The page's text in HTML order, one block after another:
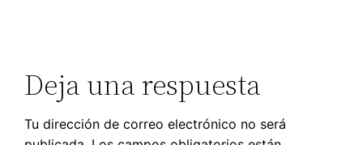
Deja una respuesta
Tu dirección de correo electrónico no será